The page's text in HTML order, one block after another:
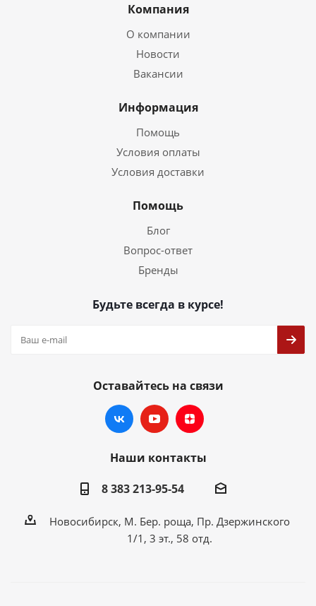
Компания
О компании
Новости
Вакансии
Информация
Помощь
Условия оплаты
Условия доставки
Помощь
Блог
Вопрос-ответ
Бренды
Будьте всегда в курсе!
Оставайтесь на связи
Наши контакты
8 383 213-95-54
Новосибирск, М. Бер. роща, Пр. Дзержинского
1/1, 3 эт., 58 отд.